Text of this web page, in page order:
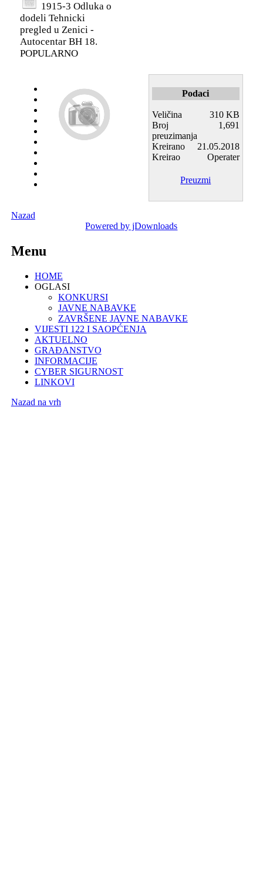
1915-3 Odluka o
dodeli Tehnicki
pregled u Zenici -
Autocentar BH 18.
POPULARNO
Podaci
Veličina
310 KB
Broj
preuzimanja
1,691
Kreirano
21.05.2018
Kreirao
Operater
Preuzmi
Nazad
Powered by jDownloads
Menu
HOME
OGLASI
KONKURSI
JAVNE NABAVKE
ZAVRŠENE JAVNE NABAVKE
VIJESTI 122 I SAOPĆENJA
AKTUELNO
GRAĐANSTVO
INFORMACIJE
CYBER SIGURNOST
LINKOVI
Nazad na vrh